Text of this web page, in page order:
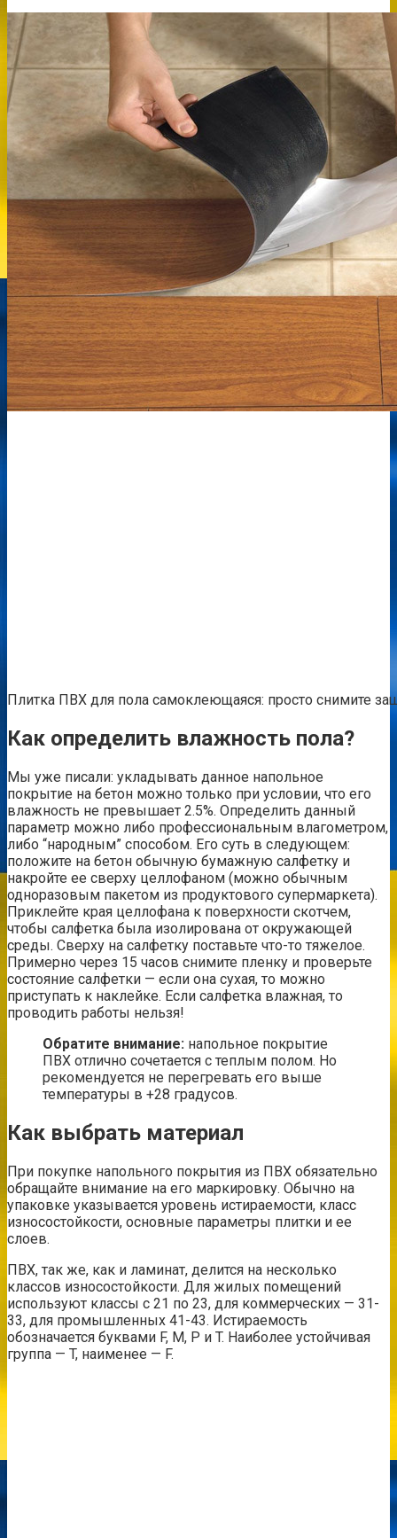
Плитка ПВХ для пола самоклеющаяся: просто снимите
Как определить влажность пола?
Мы уже писали: укладывать данное напольное
покрытие на бетон можно только при условии, что его
влажность не превышает 2.5%. Определить данный
параметр можно либо профессиональным влагометром,
либо “народным” способом. Его суть в следующем:
положите на бетон обычную бумажную салфетку и
накройте ее сверху целлофаном (можно обычным
одноразовым пакетом из продуктового супермаркета).
Приклейте края целлофана к поверхности скотчем,
чтобы салфетка была изолирована от окружающей
среды. Сверху на салфетку поставьте что-то тяжелое.
Примерно через 15 часов снимите пленку и проверьте
состояние салфетки — если она сухая, то можно
приступать к наклейке. Если салфетка влажная, то
проводить работы нельзя!
Обратите внимание: напольное покрытие
ПВХ отлично сочетается с теплым полом. Но
рекомендуется не перегревать его выше
температуры в +28 градусов.
Как выбрать материал
При покупке напольного покрытия из ПВХ обязательно
обращайте внимание на его маркировку. Обычно на
упаковке указывается уровень истираемости, класс
износостойкости, основные параметры плитки и ее
слоев.
ПВХ, так же, как и ламинат, делится на несколько
классов износостойкости. Для жилых помещений
используют классы с 21 по 23, для коммерческих — 31-
33, для промышленных 41-43. Истираемость
обозначается буквами F, M, P и T. Наиболее устойчивая
группа — T, наименее — F.